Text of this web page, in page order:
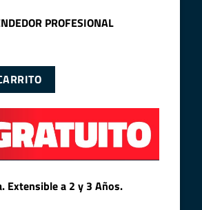
PROFESIONAL
PARA SERIE 40 cantidad
Extensible a 2 y 3 Años.